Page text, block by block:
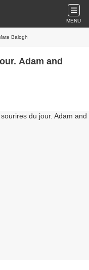
MENU
Balogh
and